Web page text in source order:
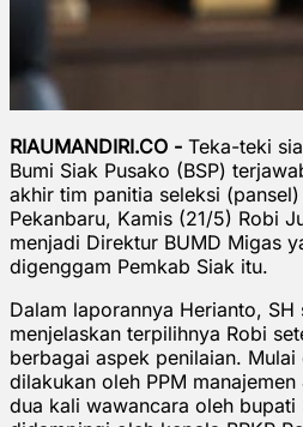
RIAUMANDIRI.CO - Teka-teki
Bumi Siak Pusako (BSP)
akhir tim panitia seleksi
Pekanbaru, Kamis (21/5) Robi
menjadi Direktur BUMD Migas
digenggam Pemkab Siak itu.
Dalam laporannya Herianto, SH
menjelaskan terpilihnya Robi
berbagai aspek penilaian.
dilakukan oleh PPM
dua kali wawancara oleh